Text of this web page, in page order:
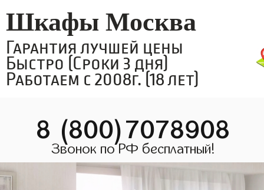
Шкафы Москва
Гарантия лучшей цены
Быстро (Сроки 3 дня)
Работаем с 2008г. (18 лет)
8 (800)7078908
Звонок по РФ бесплатный!